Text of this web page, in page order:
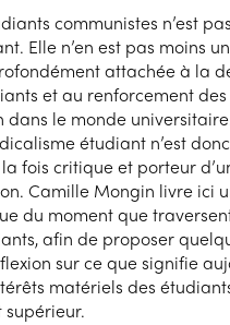
communistes n’est
Elle n’en est pas moins
attachée à la
et au renforcement
le monde
étudiant n’est
fois critique et porteur
Camille Mongin livre ici
du moment que
afin de proposer
sur ce que signifie
matériels des
supérieur.